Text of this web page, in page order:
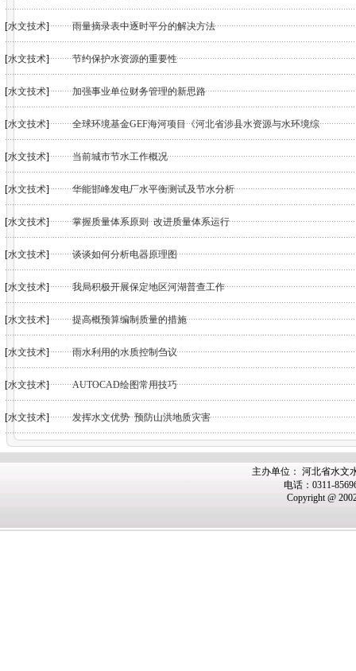
[水文技术] 雨量摘录表中逐时平分的解决方法
[水文技术] 节约保护水资源的重要性
[水文技术] 加强事业单位财务管理的新思路
[水文技术] 全球环境基金GEF海河项目《河北省涉县水资源与水环境综
[水文技术] 当前城市节水工作概况
[水文技术] 华能邯峰发电厂水平衡测试及节水分析
[水文技术] 掌握质量体系原则 改进质量体系运行
[水文技术] 谈谈如何分析电器原理图
[水文技术] 我局积极开展保定地区河湖普查工作
[水文技术] 提高概预算编制质量的措施
[水文技术] 雨水利用的水质控制刍议
[水文技术] AUTOCAD绘图常用技巧
[水文技术] 发挥水文优势 预防山洪地质灾害
主办单位： 河北省水文
电话：0311-
Copyright @